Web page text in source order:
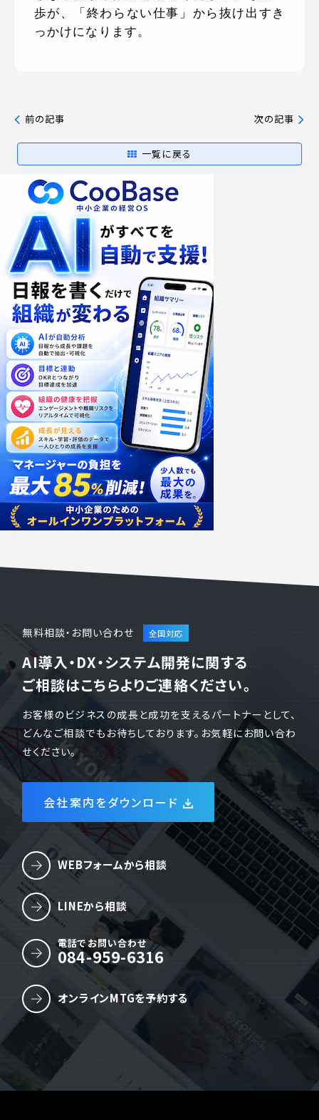
歩が、「終わらない仕事」から抜け出すき
っかけになります。
前の記事
一覧に戻る
次の記事
無料相談・お問い合わせ
AI導入・DX・システム開発に関する
ご相談はこちらよりご連絡ください。
お客様のビジネスの成長と成功を支えるパートナーとして、
どんなご相談でもお待ちしております。お気軽にお問い合わ
せください。
会社案内をダウンロード
WEBフォームから相談
LINEから相談
電話でお問い合わせ
084-959-6316
オンラインMTGを予約する